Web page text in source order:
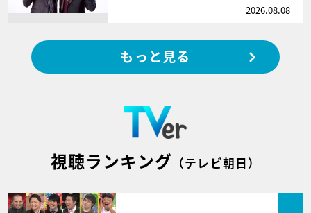
2026.08.08
もっと見る
視聴ランキング （テレビ朝日）